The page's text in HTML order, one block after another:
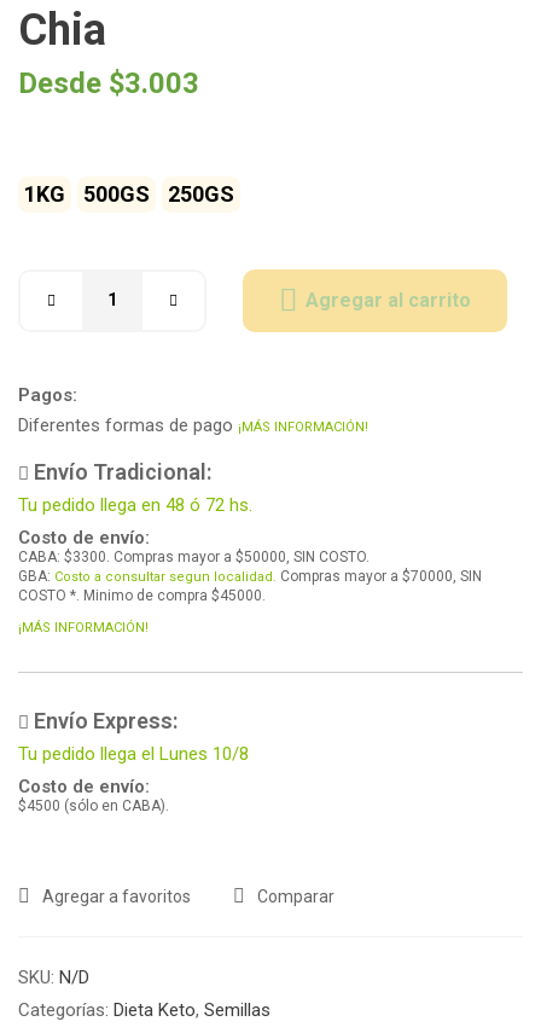
Chia
Desde $3.003
1KG 500GS 250GS
Agregar al carrito
Pagos:
Diferentes formas de pago ¡MÁS INFORMACIÓN!
Envío Tradicional:
Tu pedido llega en 48 ó 72 hs.
Costo de envío:
CABA: $3300. Compras mayor a $50000, SIN COSTO.
GBA: Costo a consultar segun localidad.
Compras mayor a $70000, SIN
COSTO *. Minimo de compra $45000.
¡MÁS INFORMACIÓN!
Envío Express:
Tu pedido llega el Lunes 10/8
Costo de envío:
$4500 (sólo en CABA).
Agregar a favoritos Comparar
SKU: N/D
Categorías: Dieta Keto, Semillas